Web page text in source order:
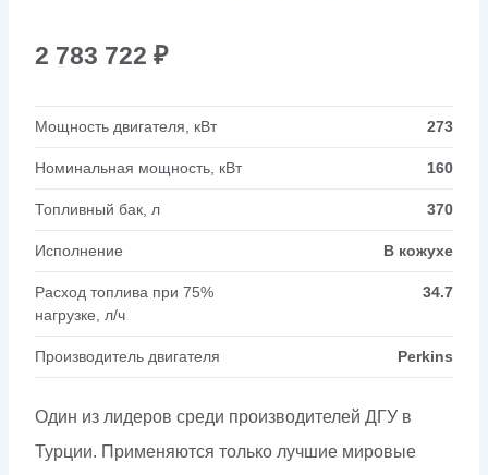
2 783 722 ₽
Мощность двигателя, кВт 273
Номинальная мощность, кВт 160
Топливный бак, л 370
Исполнение В кожухе
Расход топлива при 75%
нагрузке, л/ч
34.7
Производитель двигателя Perkins
Один из лидеров среди производителей ДГУ в
Турции. Применяются только лучшие мировые